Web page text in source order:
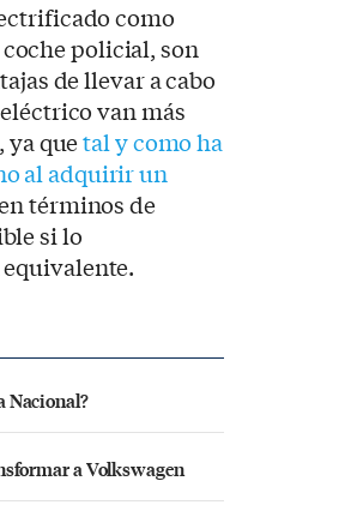
como
policial, son
de llevar a cabo
van más
ya quetal y como ha
al adquirir un
términos de
si lo
Nacional?
a Volkswagen